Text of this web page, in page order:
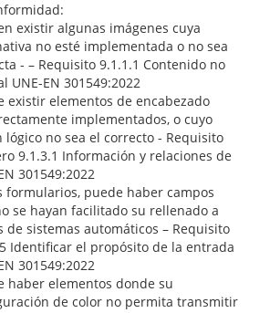
existir algunas imágenes cuya
no esté implementada o no sea
- – Requisito 9.1.1.1 Contenido no
UNE-EN 301549:2022
existir elementos de encabezado
implementados, o cuyo
lógico no sea el correcto - Requisito
9.1.3.1 Información y relaciones de
301549:2022
formularios, puede haber campos
se hayan facilitado su rellenado a
de sistemas automáticos – Requisito
Identificar el propósito de la entrada
301549:2022
haber elementos donde su
de color no permita transmitir